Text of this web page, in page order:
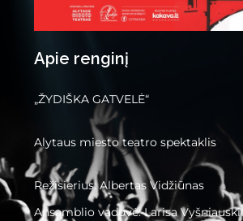
Apie renginį
„ŽYDIŠKA GATVELĖ“
Alytaus miesto teatro spektaklis
Režisierius: Albertas Vidžiūnas
Ansamblio vadovė: Larisa